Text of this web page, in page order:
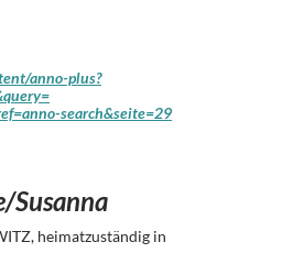
anno-plus?
search&seite=29
Susanna
heimatzuständig in